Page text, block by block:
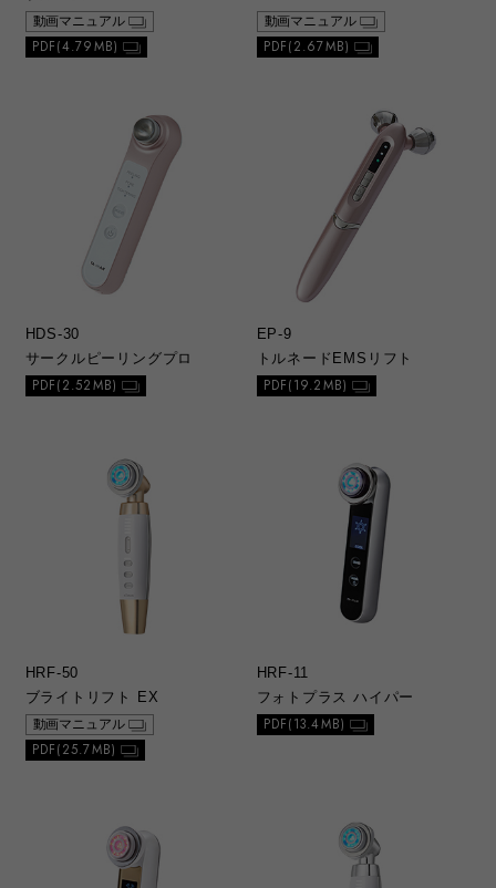
動画マニュアル
PDF(4.79MB)
動画マニュアル
PDF(2.67MB)
HDS-30
サークルピーリングプロ
PDF(2.52MB)
EP-9
トルネードEMSリフト
PDF(19.2MB)
HRF-50
ブライトリフト EX
動画マニュアル
PDF(25.7MB)
HRF-11
フォトプラス ハイパー
PDF(13.4MB)